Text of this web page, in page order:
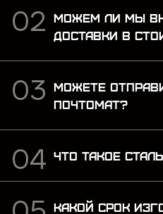
МОЖЕМ ЛИ МЫ
ДОСТАВКИ В
МОЖЕТЕ
ПОЧТОМАТ?
ЧТО ТАКОЕ СТАЛЬ
КАКОЙ СРОК